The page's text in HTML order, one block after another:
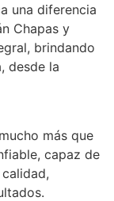
una diferencia
Chapas y
brindando
desde la
más que
capaz de